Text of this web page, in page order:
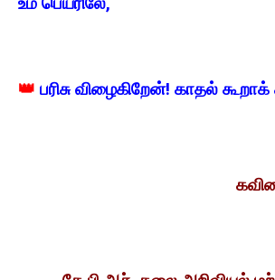
👑 பரிசு விழைகிறேன்! காதல்